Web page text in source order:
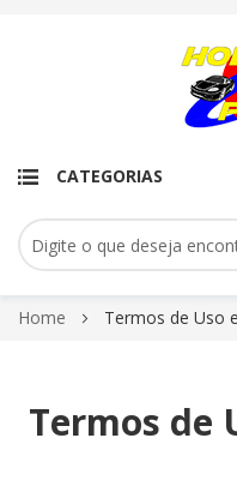
CATEGORIAS
Pular
Home Termos de Uso
Termos de